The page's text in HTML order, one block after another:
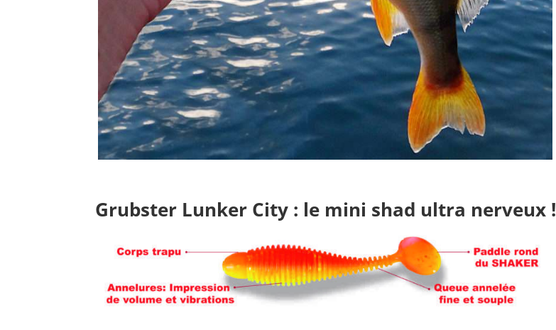
Grubster Lunker City : le mini shad ultra nerveux !